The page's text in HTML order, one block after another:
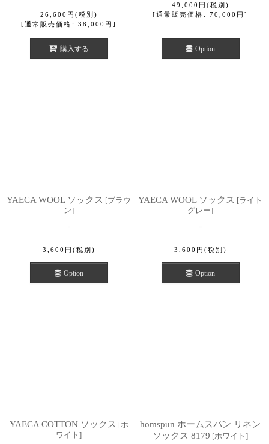
26,600 円 (税別)
[通常販売価格 : 38,000 円 ]
購入する
49,000 円 (税別)
[通常販売価格 : 70,000 円 ]
Option
YAECA WOOL ソックス [ブラウ
ン]
3,600 円 (税別)
Option
YAECA WOOL ソックス [ライト
グレー]
3,600 円 (税別)
Option
YAECA COTTON ソックス [ホ
ワイト ]
homspun ホームスパン リネン
ソックス 8179 [ホワイト ]